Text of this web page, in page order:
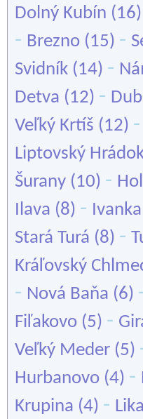
Dolný Kubín (16)
- Brezno (15) -
Svidník (14) -
Detva (12) -
Veľký Krtíš (12) -
Liptovský
Šurany (10) -
Ilava (8) -
Stará Turá (8) -
Kráľovský
- Nová Baňa (6)
Fiľakovo (5) -
Veľký Meder (5)
Hurbanovo (4) -
Krupina (4) -